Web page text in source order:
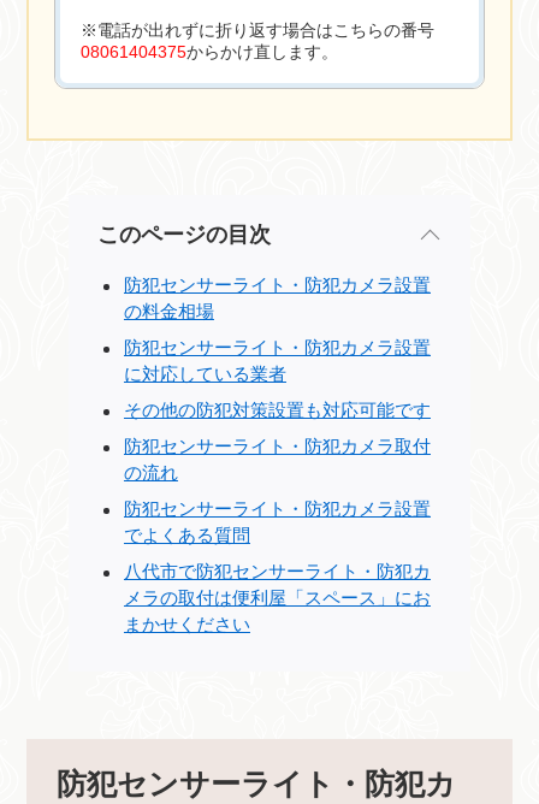
※電話が出れずに折り返す場合はこちらの番号
08061404375からかけ直します。
このページの目次
防犯センサーライト・防犯カメラ設置
の料金相場
防犯センサーライト・防犯カメラ設置
に対応している業者
その他の防犯対策設置も対応可能です
防犯センサーライト・防犯カメラ取付
の流れ
防犯センサーライト・防犯カメラ設置
でよくある質問
八代市で防犯センサーライト・防犯カ
メラの取付は便利屋「スペース」にお
まかせください
防犯センサーライト・防犯カ